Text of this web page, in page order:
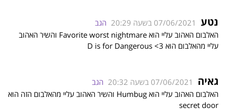
נטע 07/06/2021 בשעה 20:29
הגב
האלבום האהוב עליי הוא Favorite worst nightmare והשיר האהוב
עליי מהאלבום הוא D is for Dangerous <3
גאיה 07/06/2021 בשעה 20:32
הגב
האלבום האהוב עליי הוא Humbug והשיר האהוב עליי מהאלבום הזה הוא
secret door